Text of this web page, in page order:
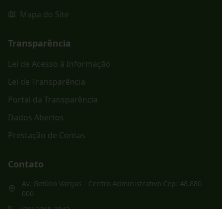
Mapa do Site
Transparência
Lei de Acesso à Informação
Lei de Transparência
Portal da Transparência
Dados Abertos
Prestação de Contas
Contato
Av. Getúlio Vargas - Centro Administrativo Cep: 48.880-
000